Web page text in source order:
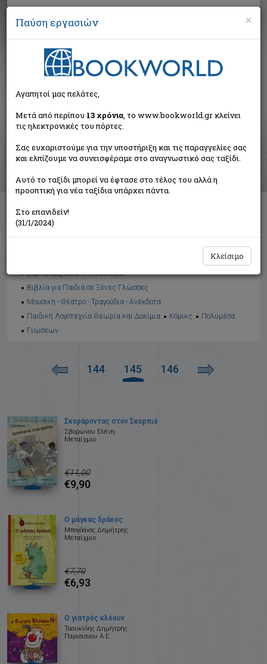
Αναζήτηση
Βιβλία στην κατηγορία
Παιδικά - Εφηβικά
Διαθέσιμες υποκατηγορίες
Εορταστικά - Επετειακά
Ημερολόγια - Λευκώματα
Βιβλιοπαιχνίδια
Μυθολογία
Βιβλία για Παιδιά σε Ξένες Γλώσσες
Μουσική - Θέατρο - Τραγούδια - Ανέκδοτα
Παιδική Λογοτεχνία Θεωρία και Δοκίμια
Κόμικς
Πολυμέσα
Γνώσεων
144 145 146
Σκοράροντας στον Σκορπιό
Σβορώνου Ελένη
Μεταίχμιο
€11,00
€9,90
Ο μάγκας δράκος
Μπογδάνος Δημήτρης
Μεταίχμιο
€7,70
€6,93
Ο γιατρός κλόουν
Ταουκίδης Δημήτρης
Παρισιάνου Α.Ε.
×
Παύση εργασιών
Αγαπητοί μας πελάτες,
Μετά από περίπου 13 χρόνια, το www.bookworld.gr κλείνει
τις ηλεκτρονικές του πόρτες.
Σας ευχαριστούμε για την υποστήριξη και τις παραγγελίες σας
και ελπίζουμε να συνεισφέραμε στο αναγνωστικό σας ταξίδι.
Αυτό το ταξίδι μπορεί να έφτασε στο τέλος του αλλά η
προοπτική για νέα ταξίδια υπάρχει πάντα.
Στο επανιδείν!
(31/1/2024)
Κλείσιμο